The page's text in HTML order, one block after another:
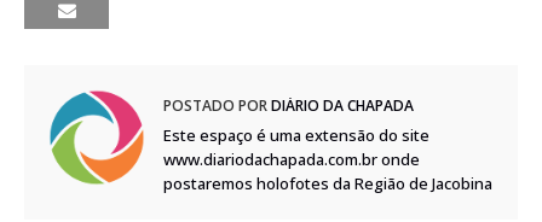
POSTADO PORDIÁRIO DA CHAPADA
Este espaço é uma extensão do site
www.diariodachapada.com.br onde
postaremos holofotes da Região de Jacobina